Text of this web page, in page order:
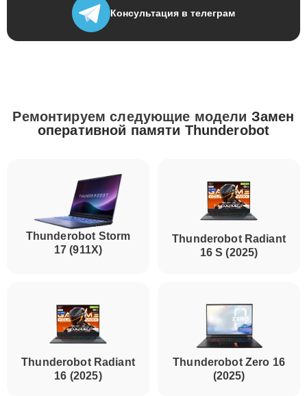
Консультация в телеграм
Ремонтируем следующие модели Замен
оперативной памяти Thunderobot
Thunderobot Storm
17 (911X)
Thunderobot Radiant
16 S (2025)
Thunderobot Radiant
16 (2025)
Thunderobot Zero 16
(2025)